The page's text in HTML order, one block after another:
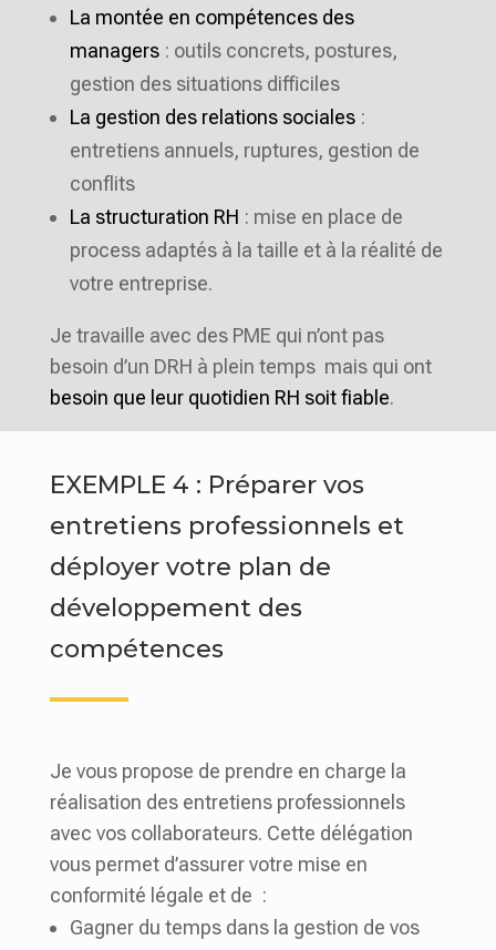
La montée en compétences des
managers: outils concrets, postures,
gestion des situations difficiles
La gestion des relations sociales:
entretiens annuels, ruptures, gestion de
conflits
La structuration RH : mise en place de
process adaptés à la taille et à la réalité de
votre entreprise.
Je travaille avec des PME qui n’ont pas
besoin d’un DRH à plein temps mais qui ont
besoin que leur quotidien RH soit fiable.
EXEMPLE 4 : Préparer vos
entretiens professionnels et
déployer votre plan de
développement des
compétences
Je vous propose de prendre en charge la
réalisation des entretiens professionnels
avec vos collaborateurs. Cette délégation
vous permet d’assurer votre mise en
conformité légale et de :
Gagner du temps dans la gestion de vos